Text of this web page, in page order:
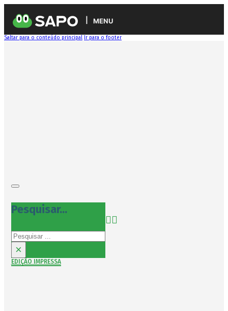
MENU
Saltar para o conteúdo principal Ir para o footer
Pesquisar...
Pesquisar
×
EDIÇÃO IMPRESSA